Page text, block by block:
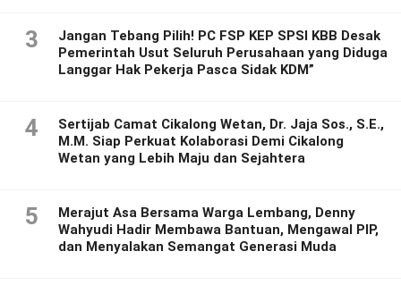
3
Jangan Tebang Pilih! PC FSP KEP SPSI KBB Desak
Pemerintah Usut Seluruh Perusahaan yang Diduga
Langgar Hak Pekerja Pasca Sidak KDM”
4
Sertijab Camat Cikalong Wetan, Dr. Jaja Sos., S.E.,
M.M. Siap Perkuat Kolaborasi Demi Cikalong
Wetan yang Lebih Maju dan Sejahtera
5
Merajut Asa Bersama Warga Lembang, Denny
Wahyudi Hadir Membawa Bantuan, Mengawal PIP,
dan Menyalakan Semangat Generasi Muda